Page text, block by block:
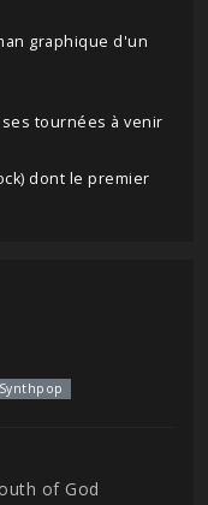
graphique d'un
tournées à venir
dont le premier
Synthpop
of God